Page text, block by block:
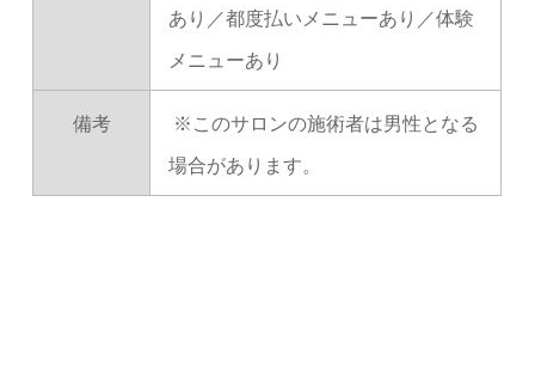
あり／都度払いメニューあり／体験
メニューあり
備考 ※このサロンの施術者は男性となる
場合があります。